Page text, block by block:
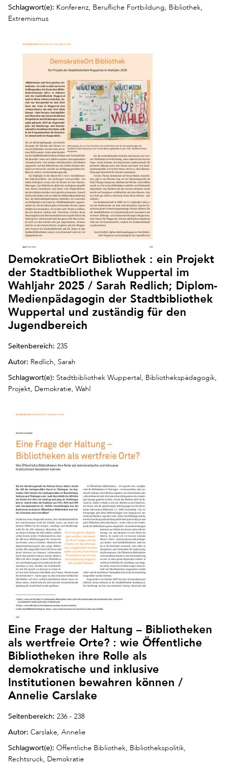
Schlagwort(e): Konferenz, Berufliche Fortbildung, Bibliothek,
Extremismus
DemokratieOrt Bibliothek : ein Projekt
der Stadtbibliothek Wuppertal im
Wahljahr 2025 / Sarah Redlich; Diplom-
Medienpädagogin der Stadtbibliothek
Wuppertal und zuständig für den
Jugendbereich
Seitenbereich: 235
Autor: Redlich, Sarah
Schlagwort(e): Stadtbibliothek Wuppertal, Bibliothekspädagogik,
Projekt, Demokratie, Wahl
Eine Frage der Haltung – Bibliotheken
als wertfreie Orte? : wie Öffentliche
Bibliotheken ihre Rolle als
demokratische und inklusive
Institutionen bewahren können /
Annelie Carslake
Seitenbereich: 236 - 238
Autor: Carslake, Annelie
Schlagwort(e): Öffentliche Bibliothek, Bibliothekspolitik,
Rechtsruck, Demokratie